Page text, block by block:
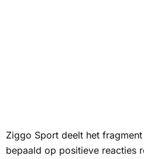
Ziggo Sport deelt het
bepaald op positieve reacties